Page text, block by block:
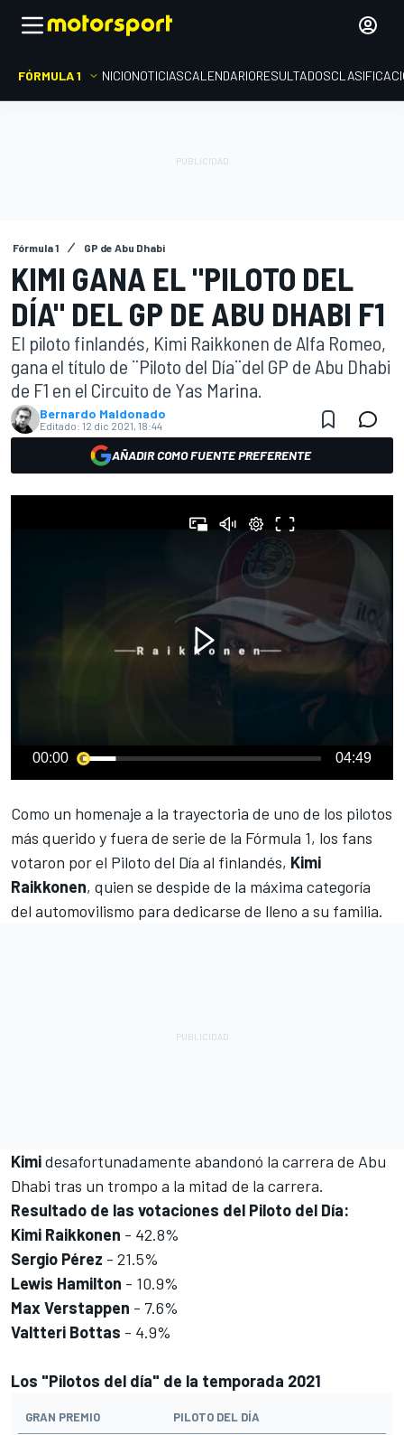
FÓRMULA 1 INICIONOTICIASCALENDARIORESULTADOS
Fórmula 1 GP de Abu Dhabi
KIMI GANA EL "PILOTO DEL
DÍA" DEL GP DE ABU DHABI F1
El piloto finlandés, Kimi Raikkonen de Alfa Romeo,
gana el título de ¨Piloto del Día¨del GP de Abu Dhabi
de F1 en el Circuito de Yas Marina.
Bernardo Maldonado
Editado: 12 dic 2021, 18:44
AÑADIR COMO FUENTE PREFERENTE
00:00 04:49
Como un homenaje a la trayectoria de uno de los pilotos
más querido y fuera de serie de la Fórmula 1, los fans
votaron por el Piloto del Día al finlandés, Kimi
Raikkonen, quien se despide de la máxima categoría
del automovilismo para dedicarse de lleno a su familia.
Kimidesafortunadamente abandonó la carrera de Abu
Dhabi tras un trompo a la mitad de la carrera.
Resultado de las votaciones del Piloto del Día:
Kimi Raikkonen - 42.8%
Sergio Pérez - 21.5%
Lewis Hamilton - 10.9%
Max Verstappen - 7.6%
Valtteri Bottas - 4.9%
Los "Pilotos del día" de la temporada 2021
GRAN PREMIO PILOTO DEL DÍA